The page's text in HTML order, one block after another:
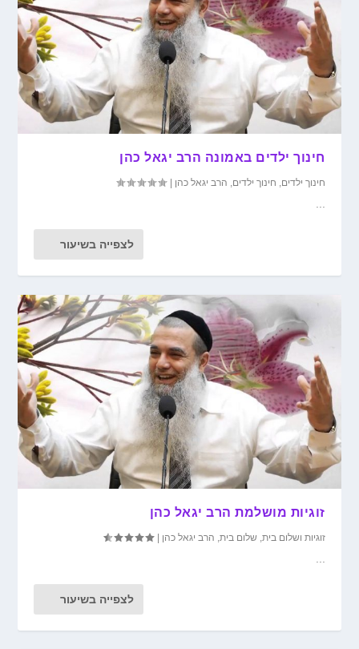
חינוך ילדים באמונה הרב יגאל כהן
חינוך ילדים, חינוך ילדים, הרב יגאל כהן |
...
לצפייה בשיעור
זוגיות מושלמת הרב יגאל כהן
זוגיות ושלום בית,שלום בית, הרב יגאל כהן |
...
לצפייה בשיעור